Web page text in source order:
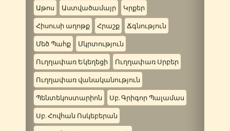
Աթոս Աստվածամայր Կրքեր
Հիսուսի աղոթք Հրաշք Ճգնություն
Մեծ Պահք Մկրտություն
Ուղղափառ Եկեղեցի Ուղղափառ Սրբեր
Ուղղափառ վանականություն
Պենտեկոստարիոն Սբ. Գրիգոր Պալամաս
Սբ. Հովհան Ոսկեբերան